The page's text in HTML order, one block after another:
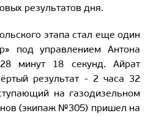
результатов дня.
этапа стал еще один
под управлением Антона
минут 18 секунд. Айрат
результат - 2 часа 32
на газодизельном
(экипаж №305) пришел на